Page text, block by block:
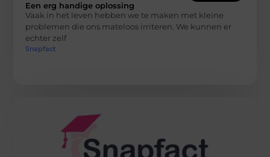
Een erg handige oplossing
Vaak in het leven hebben we te maken met kleine
problemen die ons mateloos irriteren. We kunnen er
echter zelf
Snapfact